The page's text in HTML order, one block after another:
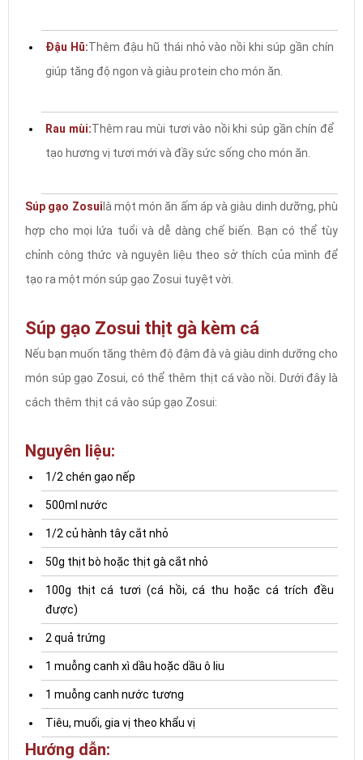
Đậu Hũ:Thêm đậu hũ thái nhỏ vào nồi khi súp gần chín
giúp tăng độ ngon và giàu protein cho món ăn.
Rau mùi:Thêm rau mùi tươi vào nồi khi súp gần chín để
tạo hương vị tươi mới và đầy sức sống cho món ăn.
Súp gạo Zosui là một món ăn ấm áp và giàu dinh dưỡng, phù
hợp cho mọi lứa tuổi và dễ dàng chế biến. Bạn có thể tùy
chỉnh công thức và nguyên liệu theo sở thích của mình để
tạo ra một món súp gạo Zosui tuyệt vời.
Súp gạo Zosui thịt gà kèm cá
Nếu bạn muốn tăng thêm độ đậm đà và giàu dinh dưỡng cho
món súp gạo Zosui, có thể thêm thịt cá vào nồi. Dưới đây là
cách thêm thịt cá vào súp gạo Zosui:
Nguyên liệu:
1/2 chén gạo nếp
500ml nước
1/2 củ hành tây cắt nhỏ
50g thịt bò hoặc thịt gà cắt nhỏ
100g thịt cá tươi (cá hồi, cá thu hoặc cá trích đều
được)
2 quả trứng
1 muỗng canh xì dầu hoặc dầu ô liu
1 muỗng canh nước tương
Tiêu, muối, gia vị theo khẩu vị
Hướng dẫn: